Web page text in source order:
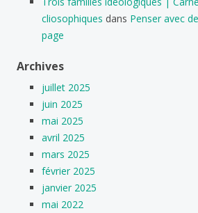
cliosophiques dans Penser avec
page
Archives
juillet 2025
juin 2025
mai 2025
avril 2025
mars 2025
février 2025
janvier 2025
mai 2022